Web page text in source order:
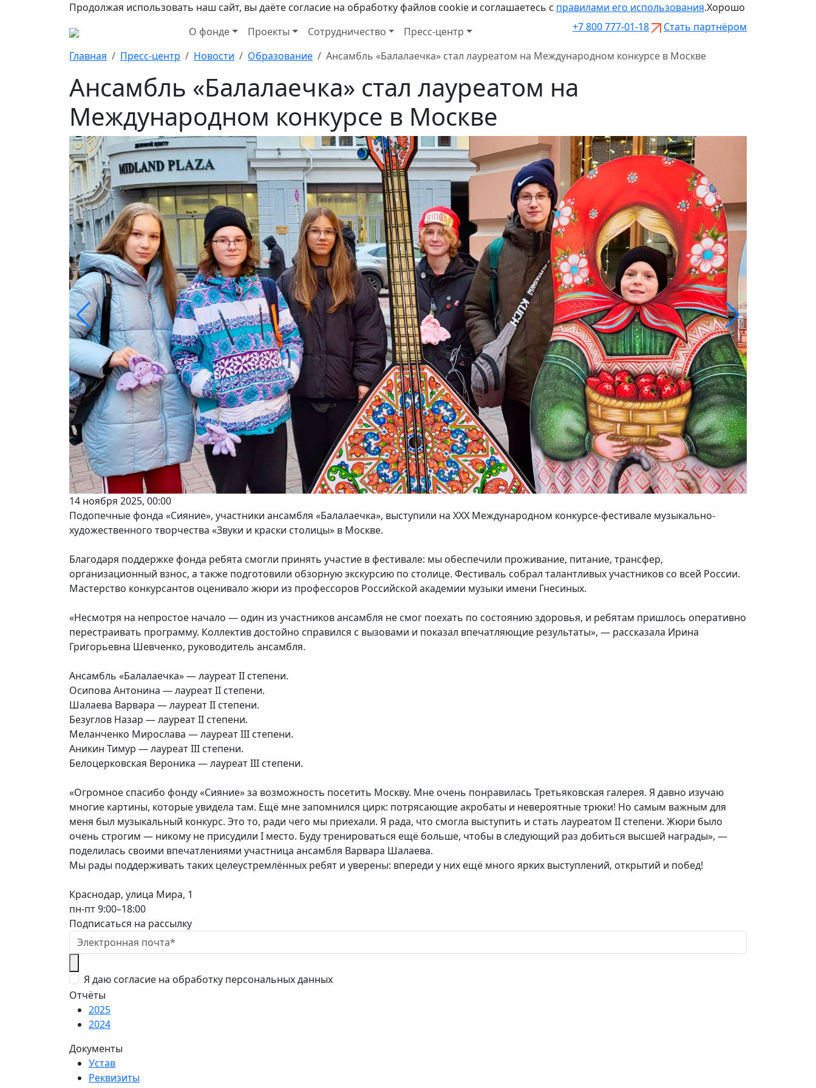
Продолжая использовать наш сайт, вы даёте согласие на обработку файлов cookie и соглашаетесь с правилами его использования.Хорошо
О фонде
Проекты Сотрудничество Пресс-центр +7 800 777-01-18 Стать партнёром
Главная Пресс-центр Новости Образование Ансамбль «Балалаечка» стал лауреатом на Международном конкурсе в Москве
Ансамбль «Балалаечка» стал лауреатом на
Международном конкурсе в Москве
14 ноября 2025, 00:00
Подопечные фонда «Сияние», участники ансамбля «Балалаечка», выступили на XXX Международном конкурсе-фестивале музыкально-
художественного творчества «Звуки и краски столицы» в Москве.
Благодаря поддержке фонда ребята смогли принять участие в фестивале: мы обеспечили проживание, питание, трансфер,
организационный взнос, а также подготовили обзорную экскурсию по столице. Фестиваль собрал талантливых участников со всей России.
Мастерство конкурсантов оценивало жюри из профессоров Российской академии музыки имени Гнесиных.
«Несмотря на непростое начало — один из участников ансамбля не смог поехать по состоянию здоровья, и ребятам пришлось оперативно
перестраивать программу. Коллектив достойно справился с вызовами и показал впечатляющие результаты», — рассказала Ирина
Григорьевна Шевченко, руководитель ансамбля.
Ансамбль «Балалаечка» — лауреат II степени.
Осипова Антонина — лауреат II степени.
Шалаева Варвара — лауреат II степени.
Безуглов Назар — лауреат II степени.
Меланченко Мирослава — лауреат III степени.
Аникин Тимур — лауреат III степени.
Белоцерковская Вероника — лауреат III степени.
«Огромное спасибо фонду «Сияние» за возможность посетить Москву. Мне очень понравилась Третьяковская галерея. Я давно изучаю
многие картины, которые увидела там. Ещё мне запомнился цирк: потрясающие акробаты и невероятные трюки! Но самым важным для
меня был музыкальный конкурс. Это то, ради чего мы приехали. Я рада, что смогла выступить и стать лауреатом II степени. Жюри было
очень строгим — никому не присудили I место. Буду тренироваться ещё больше, чтобы в следующий раз добиться высшей награды», —
поделилась своими впечатлениями участница ансамбля Варвара Шалаева.
Мы рады поддерживать таких целеустремлённых ребят и уверены: впереди у них ещё много ярких выступлений, открытий и побед!
Краснодар, улица Мира, 1
пн-пт 9:00–18:00
Подписаться на рассылку
Я даю согласие на обработку персональных данных
Отчёты
2025
2024
Документы
Устав
Реквизиты